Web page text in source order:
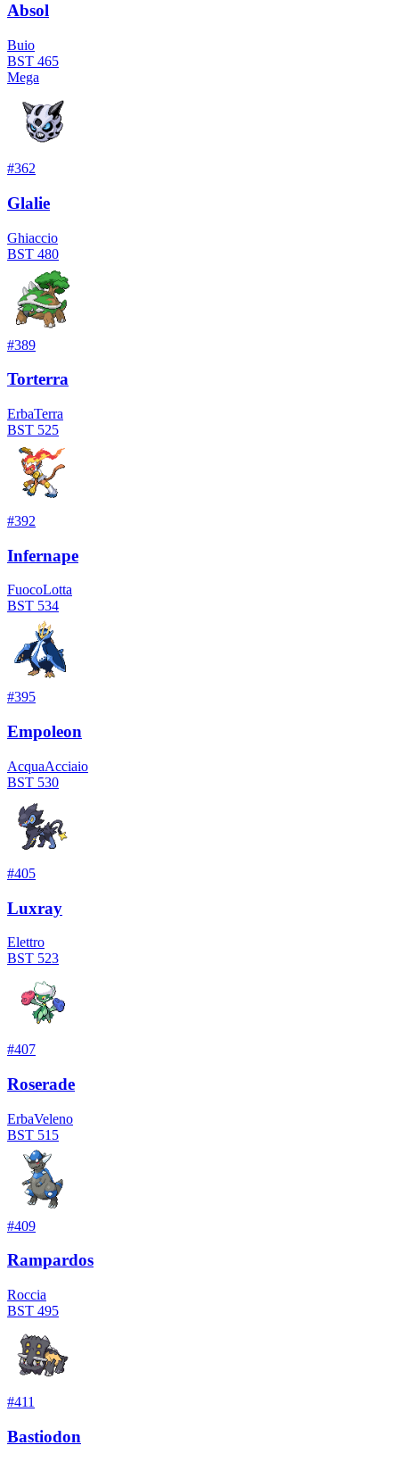
Absol
Buio
BST 465
Mega
#362
Glalie
Ghiaccio
BST 480
#389
Torterra
ErbaTerra
BST 525
#392
Infernape
FuocoLotta
BST 534
#395
Empoleon
AcquaAcciaio
BST 530
#405
Luxray
Elettro
BST 523
#407
Roserade
ErbaVeleno
BST 515
#409
Rampardos
Roccia
BST 495
#411
Bastiodon